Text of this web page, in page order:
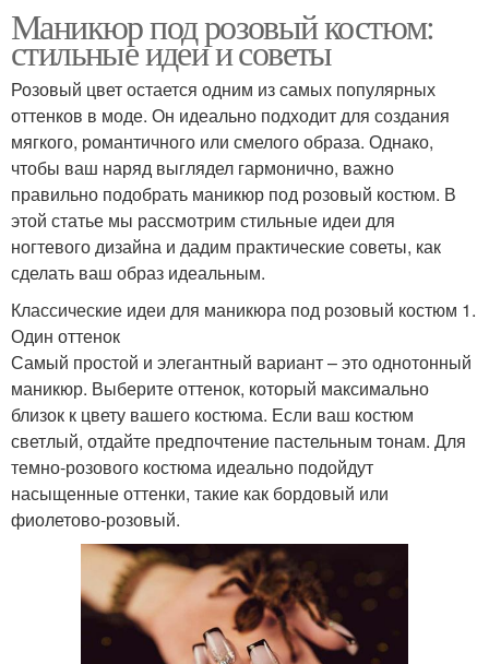
Маникюр под розовый костюм:
стильные идеи и советы
Розовый цвет остается одним из самых популярных
оттенков в моде. Он идеально подходит для создания
мягкого, романтичного или смелого образа. Однако,
чтобы ваш наряд выглядел гармонично, важно
правильно подобрать маникюр под розовый костюм. В
этой статье мы рассмотрим стильные идеи для
ногтевого дизайна и дадим практические советы, как
сделать ваш образ идеальным.
Классические идеи для маникюра под розовый костюм 1.
Один оттенок
Самый простой и элегантный вариант – это однотонный
маникюр. Выберите оттенок, который максимально
близок к цвету вашего костюма. Если ваш костюм
светлый, отдайте предпочтение пастельным тонам. Для
темно-розового костюма идеально подойдут
насыщенные оттенки, такие как бордовый или
фиолетово-розовый.